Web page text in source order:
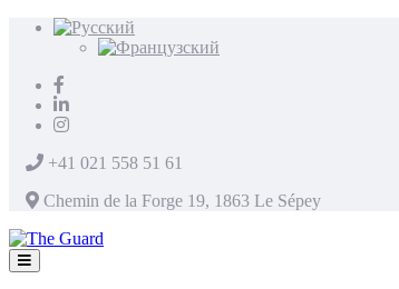
+41 021 558 51 61
Chemin de la Forge 19, 1863 Le Sépey